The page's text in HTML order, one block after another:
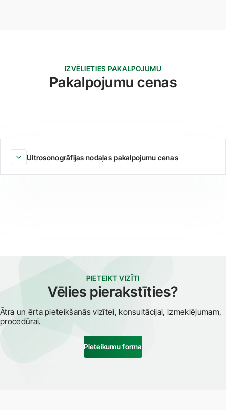
IZVĒLIETIES PAKALPOJUMU
Pakalpojumu cenas
Ultrosonogrāfijas nodaļas pakalpojumu cenas
PIETEIKT VIZĪTI
Vēlies pierakstīties?
Ātra un ērta pieteikšanās vizītei, konsultācijai, izmeklējumam,
procedūrai.
Pieteikumu forma